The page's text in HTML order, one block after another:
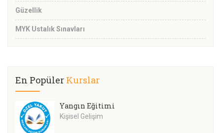
Güzellik
MYK Ustalık Sınavları
En Popüler Kurslar
Yangın Eğitimi
Kişisel Gelişim